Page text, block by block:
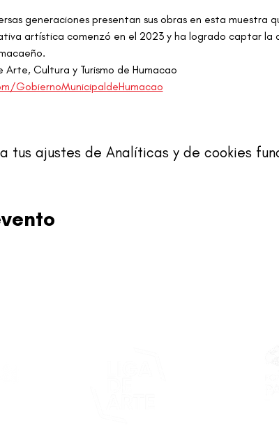
generaciones presentan sus obras en esta muestra
artística comenzó en el 2023 y ha logrado captar la
Cultura y Turismo de Humacao
GobiernoMunicipaldeHumacao
tus ajustes de Analíticas y de cookies